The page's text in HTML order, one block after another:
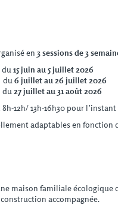
en 3 sessions de 3
du15 juin au 5 juillet 2026
du6 juillet au 26 juillet 2026
du27 juillet au 31 août 2026
12h/ 13h-16h30 pour
adaptables en fonction
maison familiale écologique
accompagnée.